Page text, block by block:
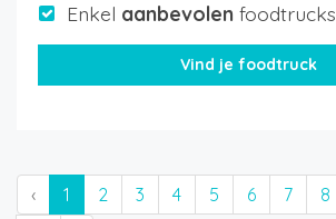
Enkel aanbevolen foodtrucks
‹ 1 2 3 4 5 6 7 8